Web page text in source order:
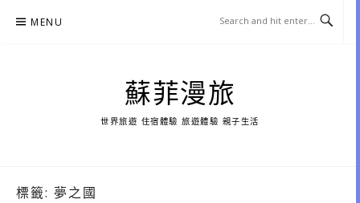
MENU
蘇菲漫旅
世界旅遊 住宿體驗 旅遊體驗 親子生活
標籤: 夢之國